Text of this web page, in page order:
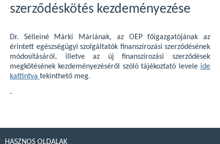
szerződéskötés kezdeményezése
Dr. Sélleiné Márki Máriának, az OEP főigazgatójának az
érintett egészségügyi szolgáltatók finanszírozási szerződésének
módosításáról, illetve az új finanszírozási szerződések
megkötésének kezdeményezéséről szóló tájékoztató levele ide
kattintva tekinthető meg.
-
HASZNOS OLDALAK